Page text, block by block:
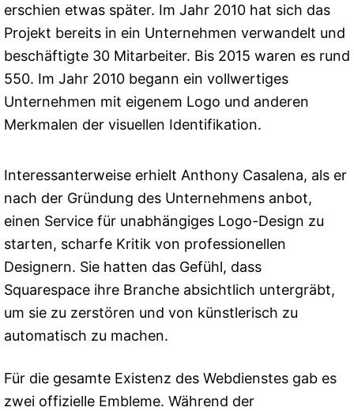
erschien etwas später. Im Jahr 2010 hat sich das
Projekt bereits in ein Unternehmen verwandelt und
beschäftigte 30 Mitarbeiter. Bis 2015 waren es rund
550. Im Jahr 2010 begann ein vollwertiges
Unternehmen mit eigenem Logo und anderen
Merkmalen der visuellen Identifikation.
Interessanterweise erhielt Anthony Casalena, als er
nach der Gründung des Unternehmens anbot,
einen Service für unabhängiges Logo-Design zu
starten, scharfe Kritik von professionellen
Designern. Sie hatten das Gefühl, dass
Squarespace ihre Branche absichtlich untergräbt,
um sie zu zerstören und von künstlerisch zu
automatisch zu machen.
Für die gesamte Existenz des Webdienstes gab es
zwei offizielle Embleme. Während der